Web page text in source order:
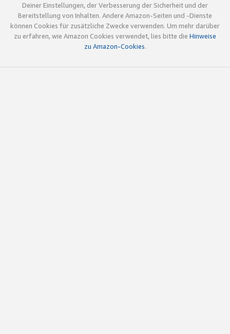
Deiner Einstellungen, der Verbesserung der Sicherheit und der
Bereitstellung von Inhalten. Andere Amazon-Seiten und -Dienste
können Cookies für zusätzliche Zwecke verwenden. Um mehr darüber
zu erfahren, wie Amazon Cookies verwendet, lies bitte die Hinweise
zu Amazon-Cookies.